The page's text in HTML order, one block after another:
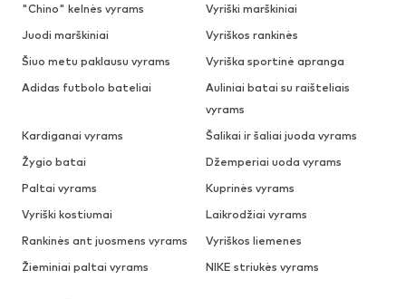
"Chino" kelnės vyrams
Vyriški marškiniai
Juodi marškiniai
Vyriškos rankinės
Šiuo metu paklausu vyrams
Vyriška sportinė apranga
Adidas futbolo bateliai
Auliniai batai su raišteliais
vyrams
Kardiganai vyrams
Šalikai ir šaliai juoda vyrams
Žygio batai
Džemperiai uoda vyrams
Paltai vyrams
Kuprinės vyrams
Vyriški kostiumai
Laikrodžiai vyrams
Rankinės ant juosmens vyrams
Vyriškos liemenes
Žieminiai paltai vyrams
NIKE striukės vyrams